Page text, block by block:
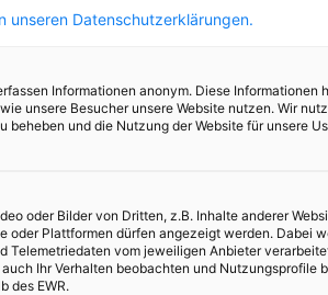
pour assurer
avec des partenaires
de Commerce et
commerciaux et
unseren Datenschutzerklärungen.
Informationen anonym. Diese Informationen
unsere Besucher unsere Website nutzen. Wir
beheben und die Nutzung der Website für unsere
oder Bilder von Dritten, z.B. Inhalte anderer
oder Plattformen dürfen angezeigt werden. Dabei
Telemetriedaten vom jeweiligen Anbieter
Ihr Verhalten beobachten und Nutzungsprofile
des EWR.